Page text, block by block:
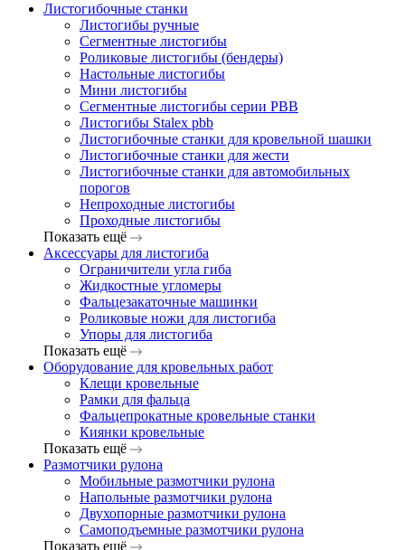
Листогибочные станки
Листогибы ручные
Сегментные листогибы
Роликовые листогибы (бендеры)
Настольные листогибы
Мини листогибы
Сегментные листогибы серии PBB
Листогибы Stalex pbb
Листогибочные станки для кровельной шашки
Листогибочные станки для жести
Листогибочные станки для автомобильных
порогов
Непроходные листогибы
Проходные листогибы
Показать ещё
Аксессуары для листогиба
Ограничители угла гиба
Жидкостные угломеры
Фальцезакаточные машинки
Роликовые ножи для листогиба
Упоры для листогиба
Показать ещё
Оборудование для кровельных работ
Клещи кровельные
Рамки для фальца
Фальцепрокатные кровельные станки
Киянки кровельные
Показать ещё
Размотчики рулона
Мобильные размотчики рулона
Напольные размотчики рулона
Двухопорные размотчики рулона
Самоподъемные размотчики рулона
Показать ещё